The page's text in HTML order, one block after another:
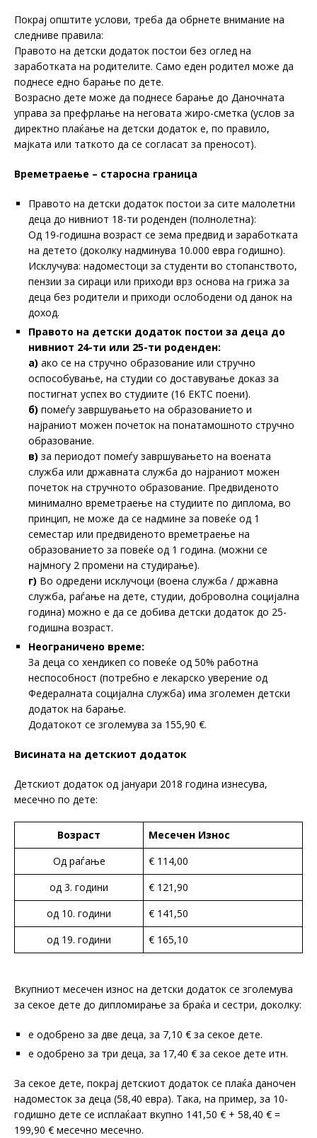
Покрај општите услови, треба да обрнете внимание на
следниве правила:
Правото на детски додаток постои без оглед на
заработката на родителите. Само еден родител може да
поднесе едно барање по дете.
Возрасно дете може да поднесе барање до Даночната
управа за префрлање на неговата жиро-сметка (услов за
директно плаќање на детски додаток е, по правило,
мајката или таткото да се согласат за преносот).
Времетраење – старосна граница
Правото на детски додаток постои за сите малолетни
деца до нивниот 18-ти роденден (полнолетна):
Од 19-годишна возраст се зема предвид и заработката
на детето (доколку надминува 10.000 евра годишно).
Исклучува: надоместоци за студенти во стопанството,
пензии за сираци или приходи врз основа на грижа за
деца без родители и приходи ослободени од данок на
доход.
Правото на детски додаток постои за деца до
нивниот 24-ти или 25-ти роденден:
а) ако се на стручно образование или стручно
оспособување, на студии со доставување доказ за
постигнат успех во студиите (16 ЕКТС поени).
б) помеѓу завршувањето на образованието и
најраниот можен почеток на понатамошното стручно
образование.
в) за периодот помеѓу завршувањето на воената
служба или државната служба до најраниот можен
почеток на стручното образование. Предвиденото
минимално времетраење на студиите по диплома, во
принцип, не може да се надмине за повеќе од 1
семестар или предвиденото времетраење на
образованието за повеќе од 1 година. (можни се
најмногу 2 промени на студирање).
г) Во одредени исклучоци (воена служба / државна
служба, раѓање на дете, студии, доброволна социјална
година) можно е да се добива детски додаток до 25-
годишна возраст.
Неограничено време:
За деца со хендикеп со повеќе од 50% работна
неспособност (потребно е лекарско уверение од
Федералната социјална служба) има зголемен детски
додаток на барање.
Додатокот се зголемува за 155,90 €.
Висината на детскиот додаток
Детскиот додаток од јануари 2018 година изнесува,
месечно по дете:
Возраст
Месечен Износ
Од раѓање
€ 114,00
од 3. години
€ 121,90
од 10. години
€ 141,50
од 19. години
€ 165,10
Вкупниот месечен износ на детски додаток се зголемува
за секое дете до дипломирање за браќа и сестри, доколку:
е одобрено за две деца, за 7,10 € за секое дете.
е одобрено за три деца, за 17,40 € за секое дете итн.
За секое дете, покрај детскиот додаток се плаќа даночен
надоместок за деца (58,40 евра). Така, на пример, за 10-
годишно дете се исплаќаат вкупно 141,50 € + 58,40 € =
199,90 € месечно месечно.